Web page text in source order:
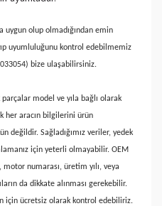
uygun olup olmadığından emin
uyumluluğunu kontrol edebilmemiz
bize ulaşabilirsiniz.
model ve yıla bağlı olarak
her aracın bilgilerini ürün
değildir. Sağladığımız veriler, yedek
için yeterli olmayabilir. OEM
numarası, üretim yılı, veya
da dikkate alınması gerekebilir.
için ücretsiz olarak kontrol edebiliriz.